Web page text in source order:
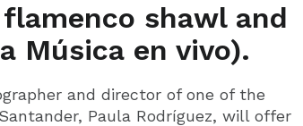
shawl and
Música en vivo).
and director of one of the
Paula Rodríguez, will offer